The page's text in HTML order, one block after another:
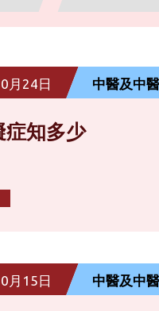
月24日 中醫及中
症知多少
月15日 中醫及中